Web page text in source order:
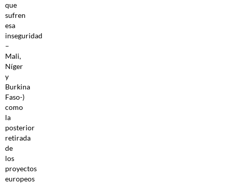
que
sufren
esa
inseguridad
–
Mali,
Níger
y
Burkina
Faso-)
como
la
posterior
retirada
de
los
proyectos
europeos